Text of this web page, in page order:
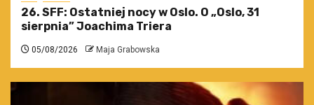
26. SFF: Ostatniej nocy w Oslo. O „Oslo, 31
sierpnia” Joachima Triera
05/08/2026 Maja Grabowska